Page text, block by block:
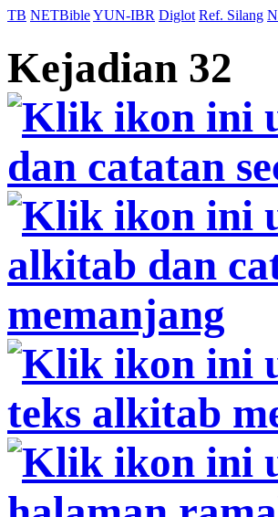
TB NETBibleYUN-IBR Diglot Ref. Silang
Kejadian 32